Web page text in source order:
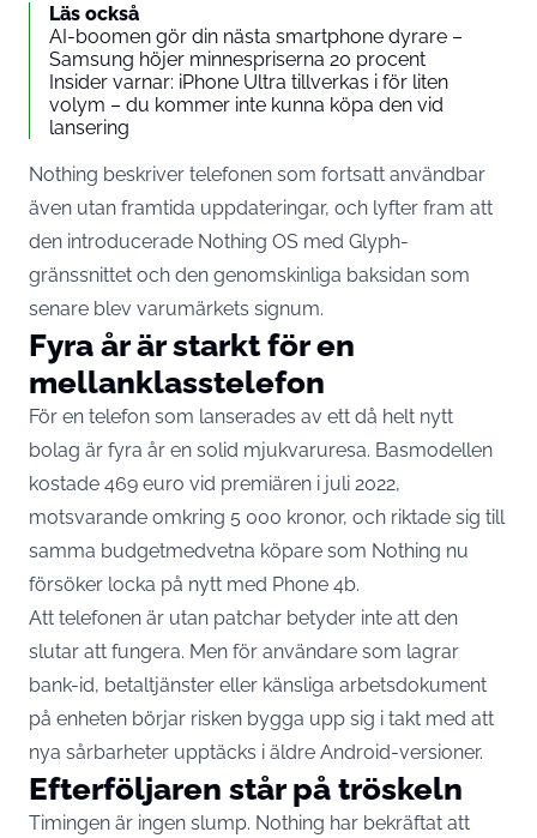
Läs också
AI-boomen gör din nästa smartphone dyrare –
Samsung höjer minnespriserna 20 procent
Insider varnar: iPhone Ultra tillverkas i för liten
volym – du kommer inte kunna köpa den vid
lansering
Nothing beskriver telefonen som fortsatt användbar
även utan framtida uppdateringar, och lyfter fram att
den introducerade Nothing OS med Glyph-
gränssnittet och den genomskinliga baksidan som
senare blev varumärkets signum.
Fyra år är starkt för en
mellanklasstelefon
För en telefon som lanserades av ett då helt nytt
bolag är fyra år en solid mjukvaruresa. Basmodellen
kostade 469 euro vid premiären i juli 2022,
motsvarande omkring 5 000 kronor, och riktade sig till
samma budgetmedvetna köpare som Nothing nu
försöker locka på nytt med Phone 4b.
Att telefonen är utan patchar betyder inte att den
slutar att fungera. Men för användare som lagrar
bank-id, betaltjänster eller känsliga arbetsdokument
på enheten börjar risken bygga upp sig i takt med att
nya sårbarheter upptäcks i äldre Android-versioner.
Efterföljaren står på tröskeln
Timingen är ingen slump. Nothing har bekräftat att